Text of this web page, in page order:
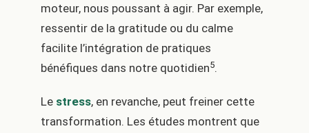
moteur, nous poussant à agir. Par exemple,
ressentir de la gratitude ou du calme
facilite l’intégration de pratiques
bénéfiques dans notre quotidien5.
Le stress, en revanche, peut freiner cette
transformation. Les études montrent que